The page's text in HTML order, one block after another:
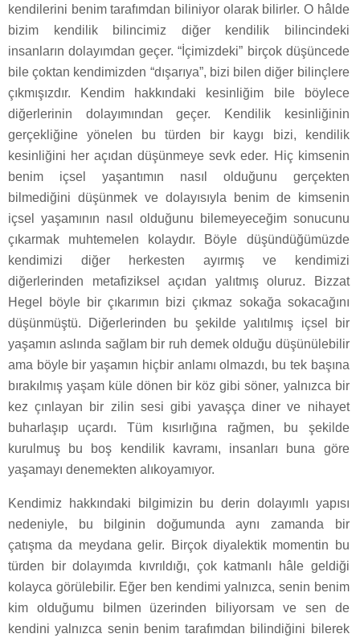
kendilerini benim tarafımdan biliniyor olarak bilirler. O hâlde
bizim kendilik bilincimiz diğer kendilik bilincindeki
insanların dolayımdan geçer. “İçimizdeki” birçok düşüncede
bile çoktan kendimizden “dışarıya”, bizi bilen diğer bilinçlere
çıkmışızdır. Kendim hakkındaki kesinliğim bile böylece
diğerlerinin dolayımından geçer. Kendilik kesinliğinin
gerçekliğine yönelen bu türden bir kaygı bizi, kendilik
kesinliğini her açıdan düşünmeye sevk eder. Hiç kimsenin
benim içsel yaşantımın nasıl olduğunu gerçekten
bilmediğini düşünmek ve dolayısıyla benim de kimsenin
içsel yaşamının nasıl olduğunu bilemeyeceğim sonucunu
çıkarmak muhtemelen kolaydır. Böyle düşündüğümüzde
kendimizi diğer herkesten ayırmış ve kendimizi
diğerlerinden metafiziksel açıdan yalıtmış oluruz. Bizzat
Hegel böyle bir çıkarımın bizi çıkmaz sokağa sokacağını
düşünmüştü. Diğerlerinden bu şekilde yalıtılmış içsel bir
yaşamın aslında sağlam bir ruh demek olduğu düşünülebilir
ama böyle bir yaşamın hiçbir anlamı olmazdı, bu tek başına
bırakılmış yaşam küle dönen bir köz gibi söner, yalnızca bir
kez çınlayan bir zilin sesi gibi yavaşça diner ve nihayet
buharlaşıp uçardı. Tüm kısırlığına rağmen, bu şekilde
kurulmuş bu boş kendilik kavramı, insanları buna göre
yaşamayı denemekten alıkoyamıyor.
Kendimiz hakkındaki bilgimizin bu derin dolayımlı yapısı
nedeniyle, bu bilginin doğumunda aynı zamanda bir
çatışma da meydana gelir. Birçok diyalektik momentin bu
türden bir dolayımda kıvrıldığı, çok katmanlı hâle geldiği
kolayca görülebilir. Eğer ben kendimi yalnızca, senin benim
kim olduğumu bilmen üzerinden biliyorsam ve sen de
kendini yalnızca senin benim tarafımdan bilindiğini bilerek